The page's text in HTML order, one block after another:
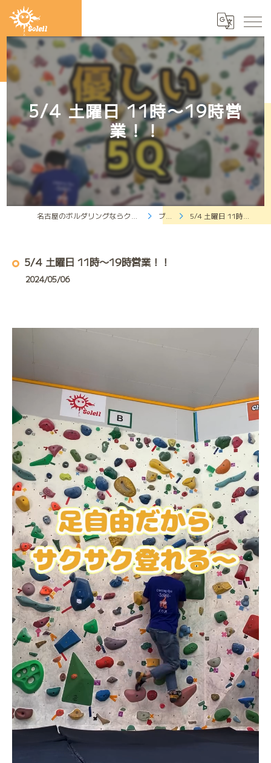
5/4 土曜日 11時〜19時営
業！！
ブログ 5/4 土曜日 11時〜19時営業！！
5/4 土曜日 11時〜19時営業！！
2024/05/06